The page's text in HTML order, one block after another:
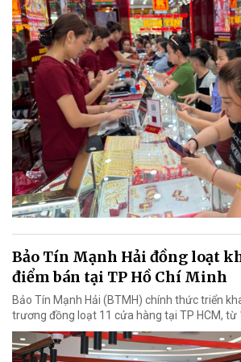
Bảo Tín Mạnh Hải đồng loạt
điểm bán tại TP Hồ Chí Minh
Bảo Tín Mạnh Hải (BTMH) chính thức triển
trương đồng loạt 11 cửa hàng tại TP HCM, từ